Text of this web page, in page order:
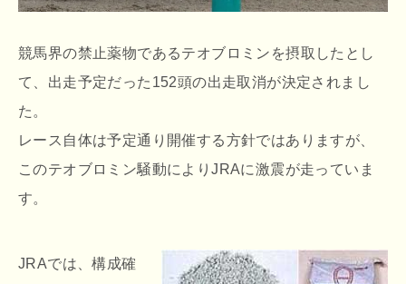
競馬界の禁止薬物であるテオブロミンを摂取したとし
て、出走予定だった152頭の出走取消が決定されまし
た。
レース自体は予定通り開催する方針ではありますが、
このテオブロミン騒動によりJRAに激震が走っていま
す。
JRAでは、構成確